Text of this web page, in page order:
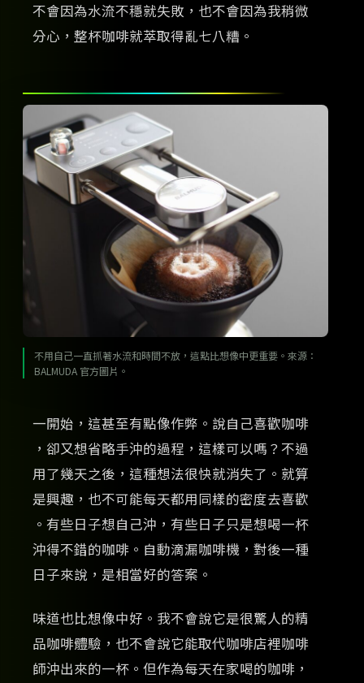
不會因為水流不穩就失敗，也不會因為我稍微
分心，整杯咖啡就萃取得亂七八糟。
不用自己一直抓著水流和時間不放，這點比想像中更重要。來源：
BALMUDA 官方圖片。
一開始，這甚至有點像作弊。說自己喜歡咖啡
，卻又想省略手沖的過程，這樣可以嗎？不過
用了幾天之後，這種想法很快就消失了。就算
是興趣，也不可能每天都用同樣的密度去喜歡
。有些日子想自己沖，有些日子只是想喝一杯
沖得不錯的咖啡。自動滴漏咖啡機，對後一種
日子來說，是相當好的答案。
味道也比想像中好。我不會說它是很驚人的精
品咖啡體驗，也不會說它能取代咖啡店裡咖啡
師沖出來的一杯。但作為每天在家喝的咖啡，